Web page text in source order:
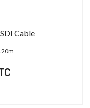
Cable